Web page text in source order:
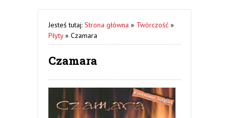
Jesteś tutaj: Strona główna » Twórczość »
Płyty» Czamara
Czamara